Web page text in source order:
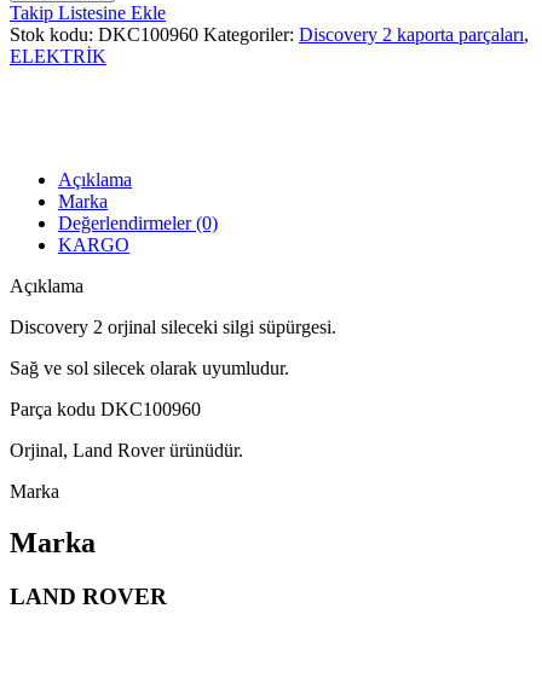
Takip Listesine Ekle
Stok kodu: DKC100960 Kategoriler: Discovery 2 kaporta parçaları,
ELEKTRİK
Açıklama
Marka
Değerlendirmeler (0)
KARGO
Açıklama
Discovery 2 orjinal sileceki silgi süpürgesi.
Sağ ve sol silecek olarak uyumludur.
Parça kodu DKC100960
Orjinal, Land Rover ürünüdür.
Marka
Marka
LAND ROVER